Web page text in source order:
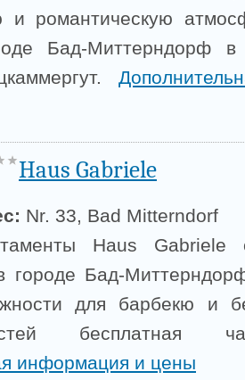
и романтическую
Бад-Миттерндорф
Haus Gabriele
Nr. 33, Bad Mitterndorf
Haus
городе Бад-
для барбекю и
бесплатная
информация и цены